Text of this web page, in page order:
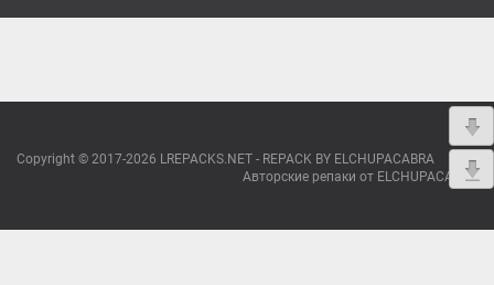
Copyright © 2017-2026 LREPACKS.NET - REPACK BY ELCHUPACABRA
Авторские репаки от ELCHUPACABRA